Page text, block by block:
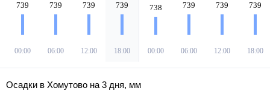
739
00:00
739
06:00
739
12:00
739
18:00
738
00:00
739
06:00
739
12:00
739
18:00
Осадки в Хомутово на 3 дня, мм